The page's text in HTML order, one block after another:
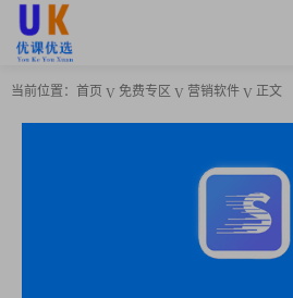
当前位置： 首页 免费专区 营销软件 正文